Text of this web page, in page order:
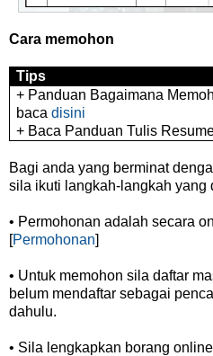
Cara memohon
Tips
+ Panduan Bagaimana
bacadisini
+ Baca Panduan Tulis
Bagi anda yang berminat
sila ikuti langkah-langkah yang
• Permohonan adalah secara
[Permohonan]
• Untuk memohon sila daftar
belum mendaftar sebagai
dahulu.
• Sila lengkapkan borang